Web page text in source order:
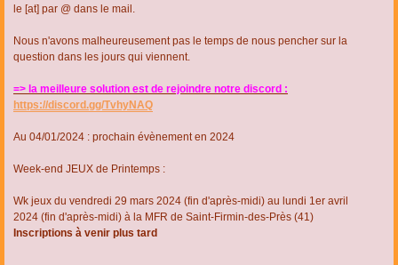
le [at] par @ dans le mail.
Nous n'avons malheureusement pas le temps de nous pencher sur la
question dans les jours qui viennent.
=> la meilleure solution est de rejoindre notre discord :
https://discord.gg/TvhyNAQ
Au 04/01/2024 : prochain évènement en 2024
Week-end JEUX de Printemps :
Wk jeux du vendredi 29 mars 2024 (fin d'après-midi) au lundi 1er avril
2024 (fin d'après-midi) à la MFR de Saint-Firmin-des-Près (41)
Inscriptions à venir plus tard